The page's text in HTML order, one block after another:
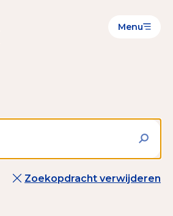
Menu
voor de Erkenning
aanvragen
Zoekopdracht verwijderen